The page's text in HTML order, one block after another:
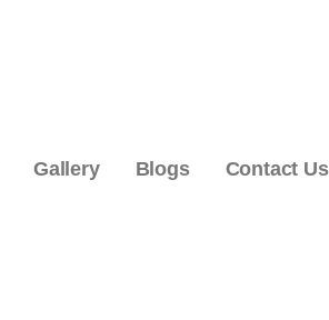
Gallery Blogs Contact Us